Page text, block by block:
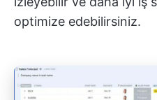
optimize edebilirsiniz.